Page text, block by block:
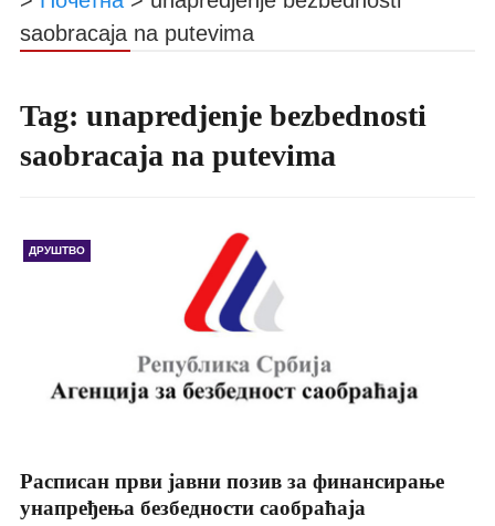
saobracaja na putevima
Tag: unapredjenje bezbednosti
saobracaja na putevima
ДРУШТВО
Расписан први јавни позив за финансирање
унапређења безбедности саобраћаја